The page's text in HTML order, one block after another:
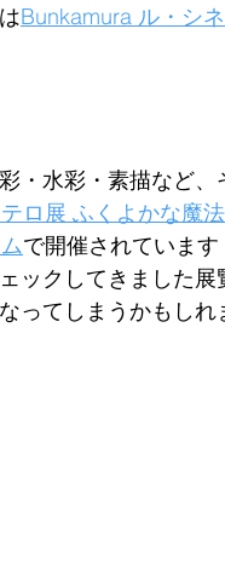
Bunkamura ル・シ
・水彩・素描など
テロ展 ふくよかな魔法
で開催されていま
ックしてきました
ってしまうかもしれ